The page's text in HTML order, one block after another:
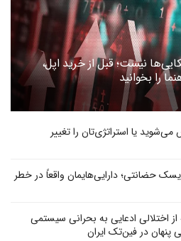
نیست؛ قبل از خرید اپل،
می‌شوید یا استراتژی‌تان را تغییر
حضانتی؛ دارایی‌هایمان واقعاً در خطر
اختلالی ادعایی به بحرانی سیستمی
پنهان در فین‌تک ایران